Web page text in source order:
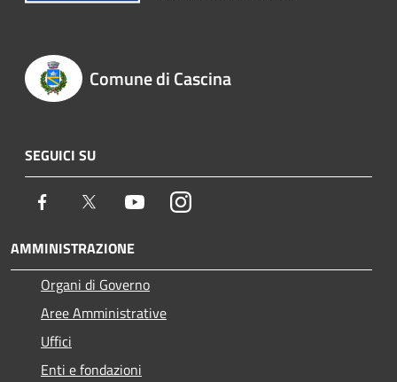
Comune di Cascina
SEGUICI SU
Facebook Twitter YoutubeInstagram
AMMINISTRAZIONE
Organi di Governo
Aree Amministrative
Uffici
Enti e fondazioni